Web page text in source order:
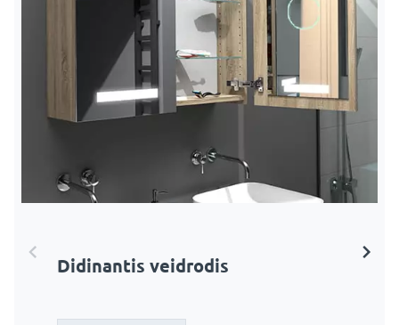
Didinantis veidrodis
LED didinamasis veidrodis